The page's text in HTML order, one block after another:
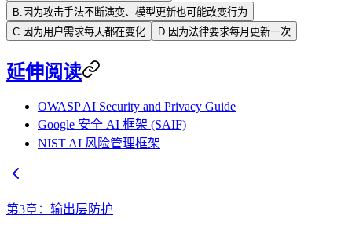
B. 因为攻击手法不断演变、模型更新也可能改变行为
C. 因为用户需求每天都在变化 D. 因为法律要求每月更新一次
延伸阅读
OWASP AI Security and Privacy Guide
Google 安全 AI 框架 (SAIF)
NIST AI 风险管理框架
第3章：输出层防护